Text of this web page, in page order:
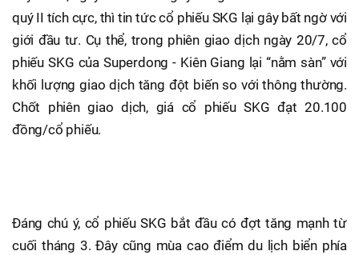
quý II tích cực, thì tin tức cổ phiếu SKG lại gây bất ngờ với
giới đầu tư. Cụ thể, trong phiên giao dịch ngày 20/7, cổ
phiếu SKG của Superdong - Kiên Giang lại “nằm sàn” với
khối lượng giao dịch tăng đột biến so với thông thường.
Chốt phiên giao dịch, giá cổ phiếu SKG đạt 20.100
đồng/cổ phiếu.
Đáng chú ý, cổ phiếu SKG bắt đầu có đợt tăng mạnh từ
cuối tháng 3. Đây cũng mùa cao điểm du lịch biển phía